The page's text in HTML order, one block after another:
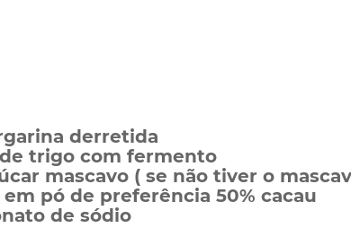
derretida
trigo com fermento
mascavo ( se não tiver o
pó de preferência 50% cacau
de sódio